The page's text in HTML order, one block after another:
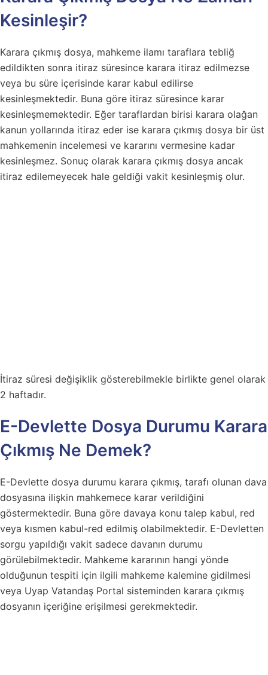
Kesinleşir?
Karara çıkmış dosya, mahkeme ilamı taraflara tebliğ
edildikten sonra itiraz süresince karara itiraz edilmezse
veya bu süre içerisinde karar kabul edilirse
kesinleşmektedir. Buna göre itiraz süresince karar
kesinleşmemektedir. Eğer taraflardan birisi karara olağan
kanun yollarında itiraz eder ise karara çıkmış dosya bir üst
mahkemenin incelemesi ve kararını vermesine kadar
kesinleşmez. Sonuç olarak karara çıkmış dosya ancak
itiraz edilemeyecek hale geldiği vakit kesinleşmiş olur.
İtiraz süresi değişiklik gösterebilmekle birlikte genel olarak
2 haftadır.
E-Devlette Dosya Durumu Karara
Çıkmış Ne Demek?
E-Devlette dosya durumu karara çıkmış, tarafı olunan dava
dosyasına ilişkin mahkemece karar verildiğini
göstermektedir. Buna göre davaya konu talep kabul, red
veya kısmen kabul-red edilmiş olabilmektedir. E-Devletten
sorgu yapıldığı vakit sadece davanın durumu
görülebilmektedir. Mahkeme kararının hangi yönde
olduğunun tespiti için ilgili mahkeme kalemine gidilmesi
veya Uyap Vatandaş Portal sisteminden karara çıkmış
dosyanın içeriğine erişilmesi gerekmektedir.